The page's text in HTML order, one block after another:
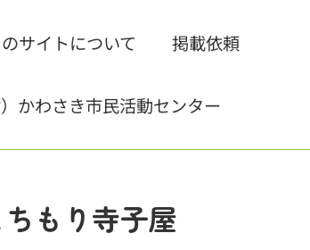
サイトについて 掲載依頼
かわさき市民活動センター
ちもり寺子屋